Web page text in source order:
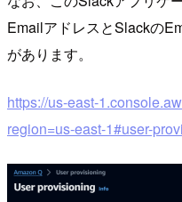
EmailアドレスとSlackの
があります。
https://us-east-
region=us-east-1#user-